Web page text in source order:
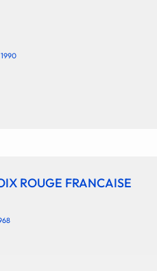
ROUGE FRANCAISE